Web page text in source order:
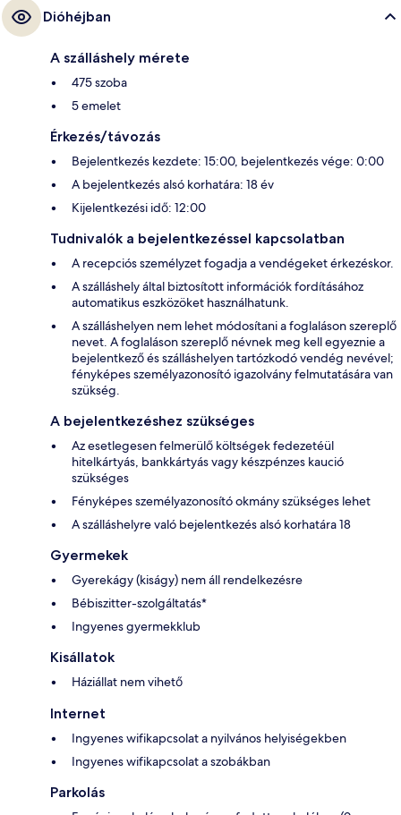
Dióhéjban
A szálláshely mérete
475 szoba
5 emelet
Érkezés/távozás
Bejelentkezés kezdete: 15:00, bejelentkezés vége: 0:00
A bejelentkezés alsó korhatára: 18 év
Kijelentkezési idő: 12:00
Tudnivalók a bejelentkezéssel kapcsolatban
A recepciós személyzet fogadja a vendégeket érkezéskor.
A szálláshely által biztosított információk fordításához
automatikus eszközöket használhatunk.
A szálláshelyen nem lehet módosítani a foglaláson szereplő
nevet. A foglaláson szereplő névnek meg kell egyeznie a
bejelentkező és szálláshelyen tartózkodó vendég nevével;
fényképes személyazonosító igazolvány felmutatására van
szükség.
A bejelentkezéshez szükséges
Az esetlegesen felmerülő költségek fedezetéül
hitelkártyás, bankkártyás vagy készpénzes kaució
szükséges
Fényképes személyazonosító okmány szükséges lehet
A szálláshelyre való bejelentkezés alsó korhatára 18
Gyermekek
Gyerekágy (kiságy) nem áll rendelkezésre
Bébiszitter-szolgáltatás*
Ingyenes gyermekklub
Kisállatok
Háziállat nem vihető
Internet
Ingyenes wifikapcsolat a nyilvános helyiségekben
Ingyenes wifikapcsolat a szobákban
Parkolás